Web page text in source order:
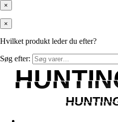
×
×
Hvilket produkt leder du efter?
Søg efter: